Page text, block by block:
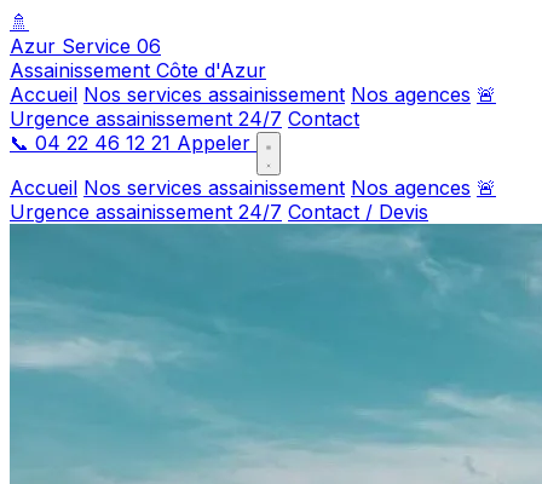
🚿
Azur Service 06
Assainissement Côte d'Azur
Accueil Nos services assainissement Nos agences 🚨
Urgence assainissement 24/7 Contact
📞 04 22 46 12 21 Appeler
Accueil Nos services assainissement Nos agences 🚨
Urgence assainissement 24/7 Contact / Devis